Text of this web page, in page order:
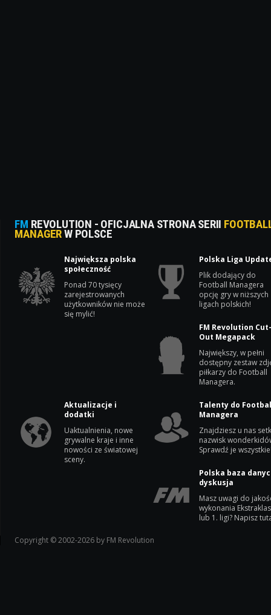
FM REVOLUTION - OFICJALNA STRONA SERII
MANAGERW POLSCE
Największa polska
społeczność
Ponad 70 tysięcy
zarejestrowanych
użytkowników nie może
się mylić!
Polska Liga
Plik dodający do
Football Managera
opcję gry w niższych
ligach polskich!
FM Revolution
Out Megapack
Największy, w pełni
dostępny zestaw
piłkarzy do Football
Managera.
Aktualizacje i
dodatki
Uaktualnienia, nowe
grywalne kraje i inne
nowości ze światowej
sceny.
Talenty do
Managera
Znajdziesz u nas
nazwisk
Sprawdź je
Polska baza
dyskusja
Masz uwagi do
wykonania
lub 1. ligi? Napisz
Copyright © 2002-2026 by FM Revolution